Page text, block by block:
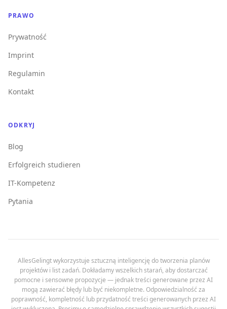
PRAWO
Prywatność
Imprint
Regulamin
Kontakt
ODKRYJ
Blog
Erfolgreich studieren
IT-Kompetenz
Pytania
AllesGelingt wykorzystuje sztuczną inteligencję do tworzenia planów
projektów i list zadań. Dokładamy wszelkich starań, aby dostarczać
pomocne i sensowne propozycje — jednak treści generowane przez AI
mogą zawierać błędy lub być niekompletne. Odpowiedzialność za
poprawność, kompletność lub przydatność treści generowanych przez AI